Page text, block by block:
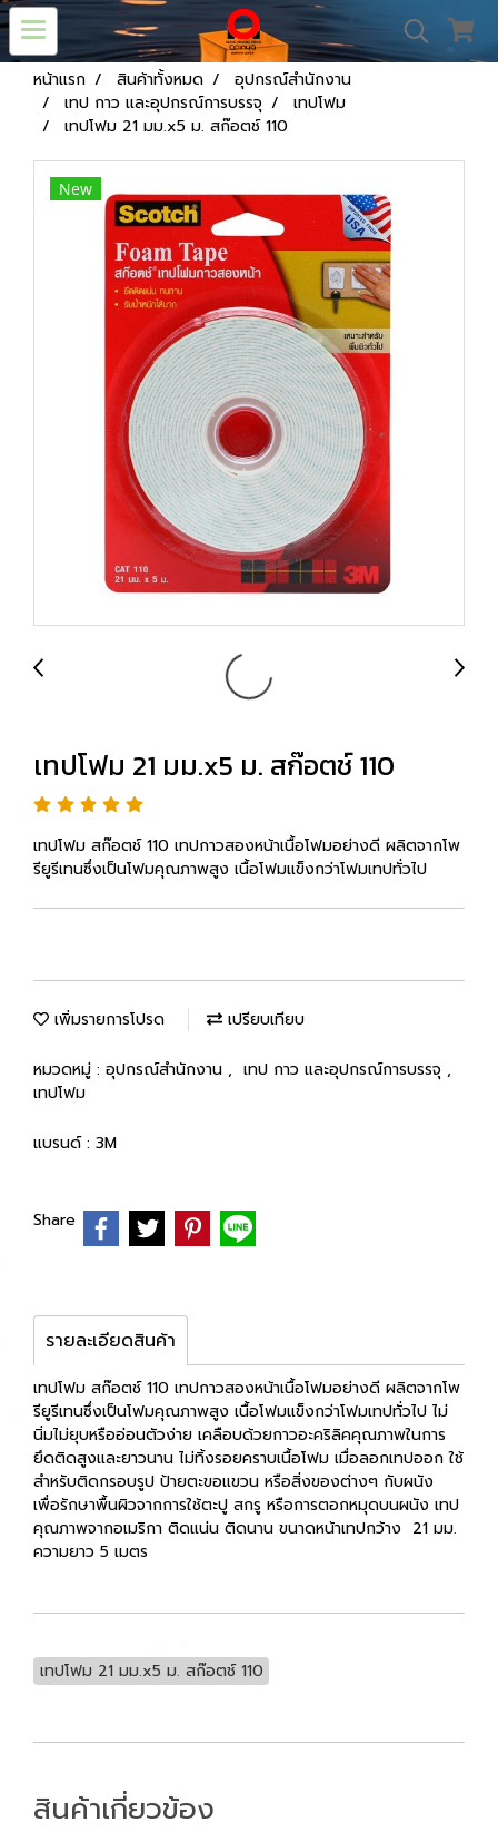
หน้าแรก สินค้าทั้งหมด
อุปกรณ์สำนักงาน
เทป กาว และอุปกรณ์การบรรจุ
เทปโฟม
เทปโฟม 21 มม.x5 ม. สก๊อตช์ 110
New
เทปโฟม 21 มม.x5 ม. สก๊อตช์ 110
เทปโฟม สก๊อตช์ 110 เทปกาวสองหน้าเนื้อโฟมอย่างดี ผลิตจากโพ
รียูรีเทนซึ่งเป็นโฟมคุณภาพสูง เนื้อโฟมแข็งกว่าโฟมเทปทั่วไป
เพิ่มรายการโปรด เปรียบเทียบ
หมวดหมู่ : อุปกรณ์สำนักงาน , เทป กาว และอุปกรณ์การบรรจุ ,
เทปโฟม
แบรนด์ : 3M
Share
รายละเอียดสินค้า
เทปโฟม สก๊อตช์ 110 เทปกาวสองหน้าเนื้อโฟมอย่างดี ผลิตจากโพ
รียูรีเทนซึ่งเป็นโฟมคุณภาพสูง เนื้อโฟมแข็งกว่าโฟมเทปทั่วไป ไม่
นิ่มไม่ยุบหรืออ่อนตัวง่าย เคลือบด้วยกาวอะคริลิคคุณภาพในการ
ยึดติดสูงและยาวนาน ไม่ทิ้งรอยคราบเนื้อโฟม เมื่อลอกเทปออก ใช้
สำหรับติดกรอบรูป ป้ายตะขอแขวน หรือสิ่งของต่างๆ กับผนัง
เพื่อรักษาพื้นผิวจากการใช้ตะปู สกรู หรือการตอกหมุดบนผนัง เทป
คุณภาพจากอเมริกา ติดแน่น ติดนาน ขนาดหน้าเทปกว้าง 21 มม.
ความยาว 5 เมตร
เทปโฟม 21 มม.x5 ม. สก๊อตช์ 110
สินค้าเกี่ยวข้อง